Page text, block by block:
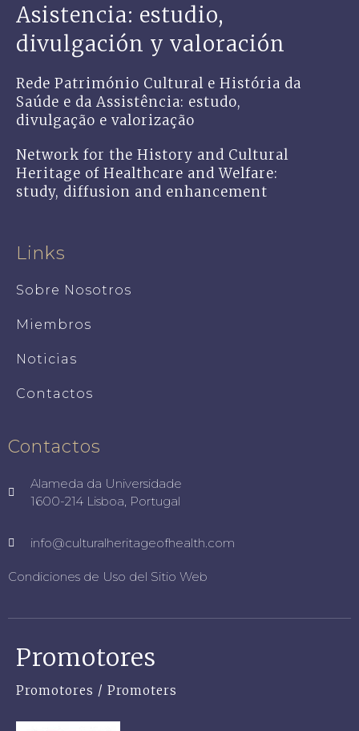
Asistencia: estudio,
divulgación y valoración
Rede Património Cultural e História da
Saúde e da Assistência: estudo,
divulgação e valorização
Network for the History and Cultural
Heritage of Healthcare and Welfare:
study, diffusion and enhancement
Links
Sobre Nosotros
Miembros
Noticias
Contactos
Contactos
Alameda da Universidade
1600-214 Lisboa, Portugal
info@culturalheritageofhealth.com
Condiciones de Uso del Sitio Web
Promotores
Promotores / Promoters